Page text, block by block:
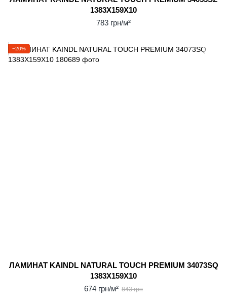
1383X159X10
783 грн/м²
−20%
ЛАМИНАТ KAINDL NATURAL TOUCH PREMIUM 34073SQ
1383X159X10
674 грн/м² 843 грн